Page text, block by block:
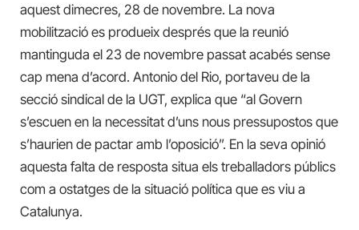
aquest dimecres, 28 de novembre. La nova
mobilització es produeix després que la reunió
mantinguda el 23 de novembre passat acabés sense
cap mena d’acord. Antonio del Rio, portaveu de la
secció sindical de la UGT, explica que “al Govern
s’escuen en la necessitat d’uns nous pressupostos que
s’haurien de pactar amb l’oposició”. En la seva opinió
aquesta falta de resposta situa els treballadors públics
com a ostatges de la situació política que es viu a
Catalunya.